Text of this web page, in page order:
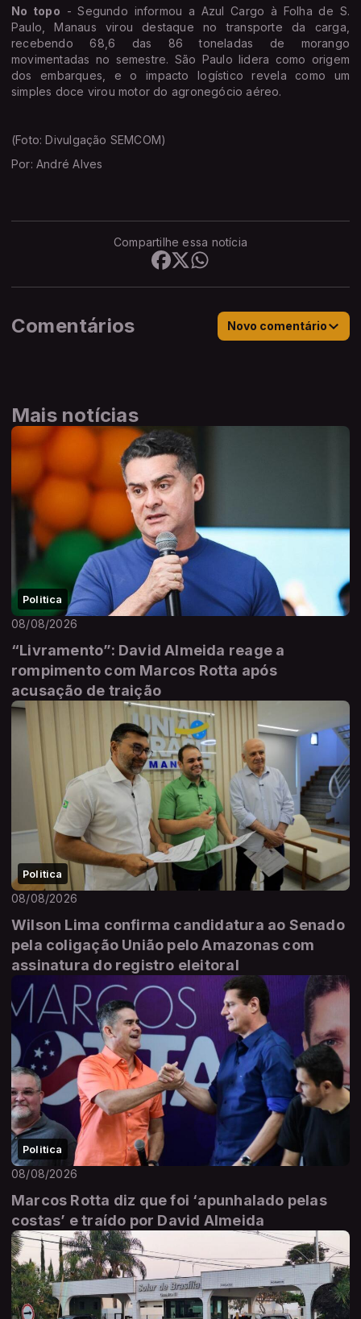
No topo - Segundo informou a Azul Cargo à Folha de S.
Paulo, Manaus virou destaque no transporte da carga,
recebendo 68,6 das 86 toneladas de morango
movimentadas no semestre. São Paulo lidera como origem
dos embarques, e o impacto logístico revela como um
simples doce virou motor do agronegócio aéreo.
(Foto: Divulgação SEMCOM)
Por: André Alves
Compartilhe essa notícia
Comentários Novo comentário
Mais notícias
Politica
08/08/2026
“Livramento”: David Almeida reage a
rompimento com Marcos Rotta após
acusação de traição
Politica
08/08/2026
Wilson Lima confirma candidatura ao Senado
pela coligação União pelo Amazonas com
assinatura do registro eleitoral
Politica
08/08/2026
Marcos Rotta diz que foi ‘apunhalado pelas
costas’ e traído por David Almeida